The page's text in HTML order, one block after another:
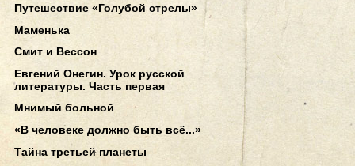
Путешествие «Голубой стрелы»
Маменька
Смит и Вессон
Евгений Онегин. Урок русской
литературы. Часть первая
Мнимый больной
«В человеке должно быть всё...»
Тайна третьей планеты